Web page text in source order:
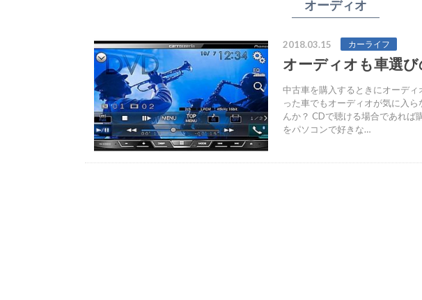
オーディオ
2018.03.15 カーライフ
オーディオも車選
中古車を購入するときにオーデ
った車でもオーディオが気に入
んか？ CDで聴ける場合であれば
をパソコンで好きな…